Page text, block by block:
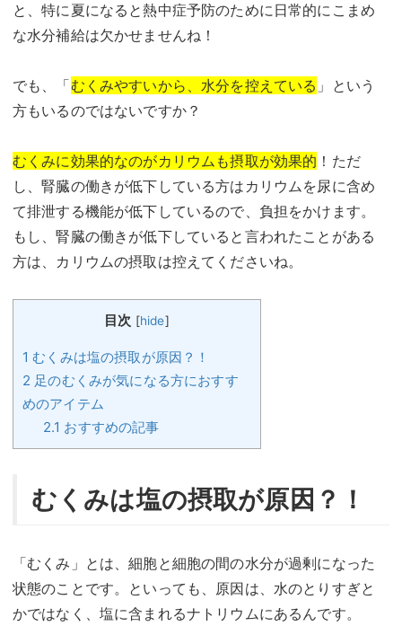
と、特に夏になると熱中症予防のために日常的にこまめ
な水分補給は欠かせませんね！
でも、「むくみやすいから、水分を控えている 」という
方もいるのではないですか？
むくみに効果的なのがカリウムも摂取が効果的 ！ただ
し、腎臓の働きが低下している方はカリウムを尿に含め
て排泄する機能が低下しているので、負担をかけます。
もし、腎臓の働きが低下していると言われたことがある
方は、カリウムの摂取は控えてくださいね。
目次 [hide]
1 むくみは塩の摂取が原因？！
2 足のむくみが気になる方におすす
めのアイテム
2.1 おすすめの記事
むくみは塩の摂取が原因？！
「むくみ」とは、細胞と細胞の間の水分が過剰になった
状態のことです。といっても、原因は、水のとりすぎと
かではなく、塩に含まれるナトリウムにあるんです。